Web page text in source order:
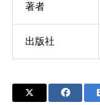
著者
出版社